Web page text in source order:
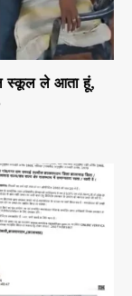
स्कूल ले आता हूं,